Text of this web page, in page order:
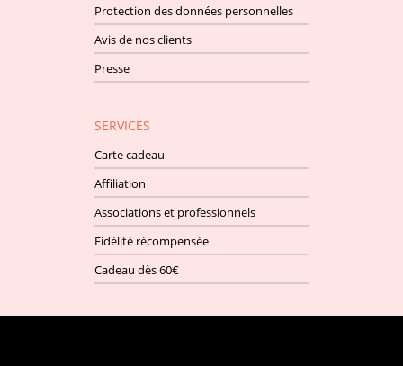
Protection des données personnelles
Avis de nos clients
Presse
SERVICES
Carte cadeau
Affiliation
Associations et professionnels
Fidélité récompensée
Cadeau dès 60€